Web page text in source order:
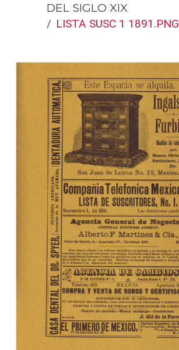
DEL SIGLO XIX
LISTA SUSC 1 1891.PNG